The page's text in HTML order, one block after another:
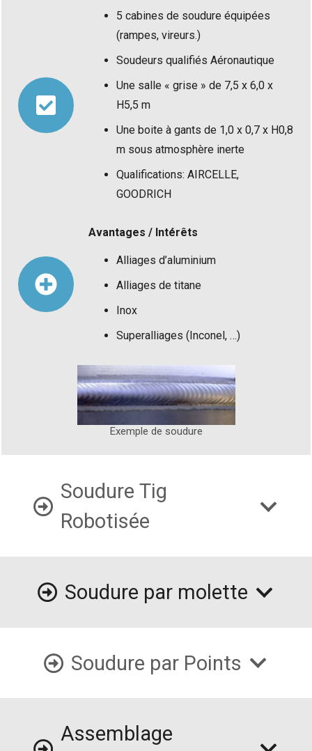
5 cabines de soudure équipées
(rampes, vireurs.)
Soudeurs qualifiés Aéronautique
Une salle « grise » de 7,5 x 6,0 x
H5,5 m
Une boite à gants de 1,0 x 0,7 x H0,8
m sous atmosphère inerte
Qualifications: AIRCELLE,
GOODRICH
Avantages / Intérêts
Alliages d’aluminium
Alliages de titane
Inox
Superalliages (Inconel, …)
Exemple de soudure
Soudure Tig
Robotisée
Soudure par molette
Soudure par Points
Assemblage